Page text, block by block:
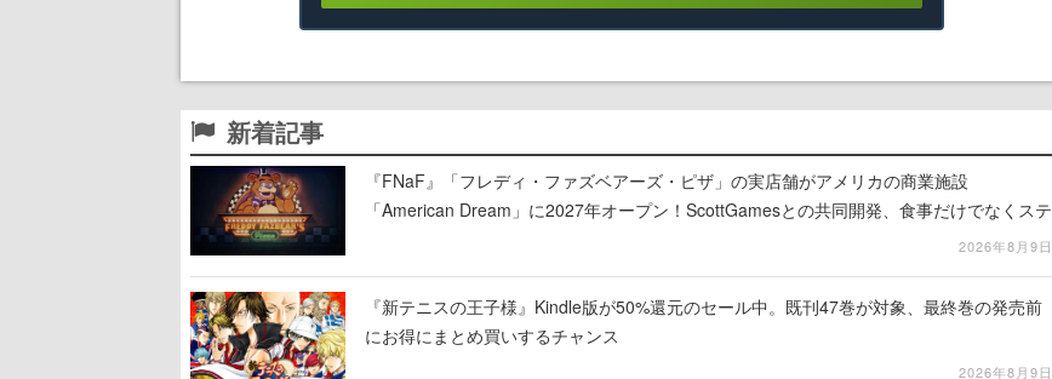
新着記事
『FNaF』「フレディ・ファズベアーズ・ピザ」の実店舗がアメリカの商業施設
「American Dream」に2027年オープン！ScottGamesとの共同開発、食事だけでなくステ
2026年8月9日
『新テニスの王子様』Kindle版が50%還元のセール中。既刊47巻が対象、最終巻の発売前
にお得にまとめ買いするチャンス
2026年8月9日